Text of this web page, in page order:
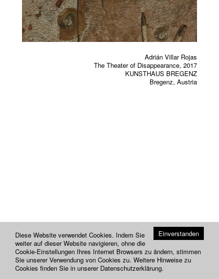
Adrián Villar Rojas
The Theater of Disappearance, 2017
KUNSTHAUS BREGENZ
Bregenz, Austria
Einverstanden
Diese Website verwendet Cookies. Indem Sie
weiter auf dieser Website navigieren, ohne die
Cookie-Einstellungen Ihres Internet Browsers zu ändern, stimmen
Sie unserer Verwendung von Cookies zu. Weitere Hinweise zu
Cookies finden Sie in unserer Datenschutzerklärung.